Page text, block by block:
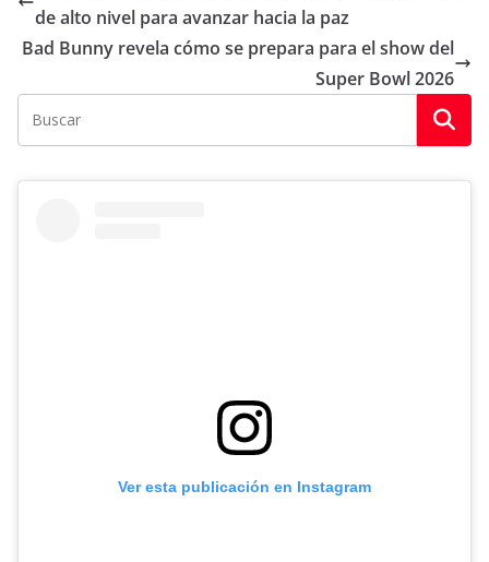
de alto nivel para avanzar hacia la paz
Bad Bunny revela cómo se prepara para el show del
Super Bowl 2026
Ver esta publicación en Instagram